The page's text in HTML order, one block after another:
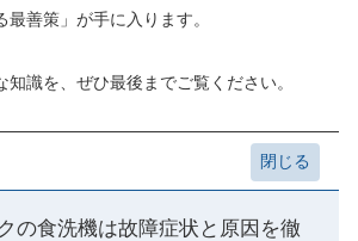
善策」が手に入ります。
識を、ぜひ最後までご覧ください。
の食洗機は故障症状と原因を徹